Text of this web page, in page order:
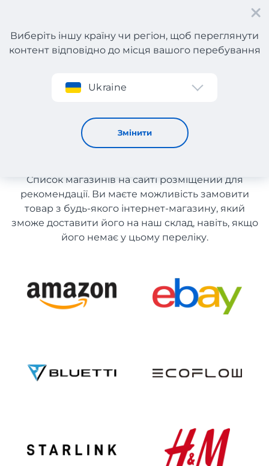
Реєстрація
Виберіть іншу країну чи регіон, щоб переглянути
контент відповідно до місця вашого перебування
Ukraine
Змінити
Автосвітло
Автосвітло з доставкою в
Україну
Список магазинів на сайті розміщений для
рекомендації. Ви маєте можливість замовити
товар з будь-якого інтернет-магазину, який
зможе доставити його на наш склад, навіть, якщо
його немає у цьому переліку.